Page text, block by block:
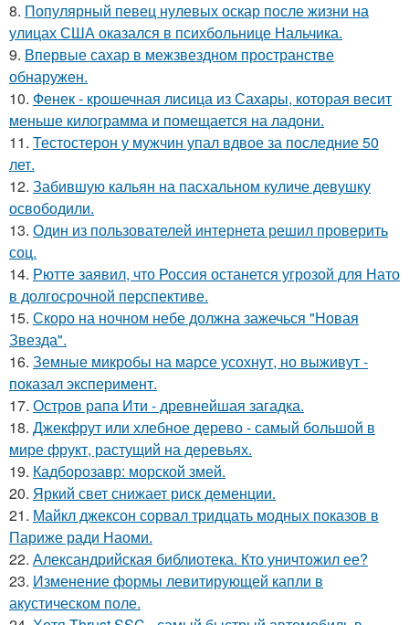
8. Популярный певец нулевых оскар после жизни на
улицах США оказался в психбольнице Нальчика.
9. Впервые сахар в межзвездном пространстве
обнаружен.
10. Фенек - крошечная лисица из Сахары, которая весит
меньше килограмма и помещается на ладони.
11. Тестостерон у мужчин упал вдвое за последние 50
лет.
12. Забившую кальян на пасхальном куличе девушку
освободили.
13. Один из пользователей интернета решил проверить
соц.
14. Рютте заявил, что Россия останется угрозой для Нато
в долгосрочной перспективе.
15. Скоро на ночном небе должна зажечься "Новая
Звезда".
16. Земные микробы на марсе усохнут, но выживут -
показал эксперимент.
17. Остров рапа Ити - древнейшая загадка.
18. Джекфрут или хлебное дерево - самый большой в
мире фрукт, растущий на деревьях.
19. Кадборозавр: морской змей.
20. Яркий свет снижает риск деменции.
21. Майкл джексон сорвал тридцать модных показов в
Париже ради Наоми.
22. Александрийская библиотека. Кто уничтожил ее?
23. Изменение формы левитирующей капли в
акустическом поле.